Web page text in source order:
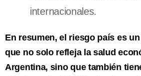
internacionales.
En resumen, el riesgo país es
que no solo refleja la salud
Argentina, sino que también